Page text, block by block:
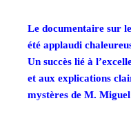
Le documentaire sur
été applaudi
Un succès lié à
et aux explications
mystères de M.